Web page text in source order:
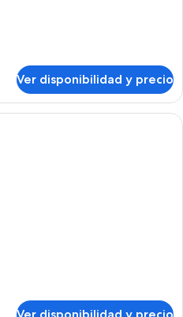
Ver disponibilidad y precio
Caja de seguridad en la habitación y